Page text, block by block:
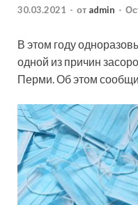
30.03.2021 - от admin -
В этом году
одной из причин
Перми. Об этом